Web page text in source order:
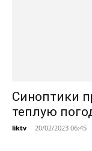
Синоптики
теплую
liktv - 20/02/2023 06:45